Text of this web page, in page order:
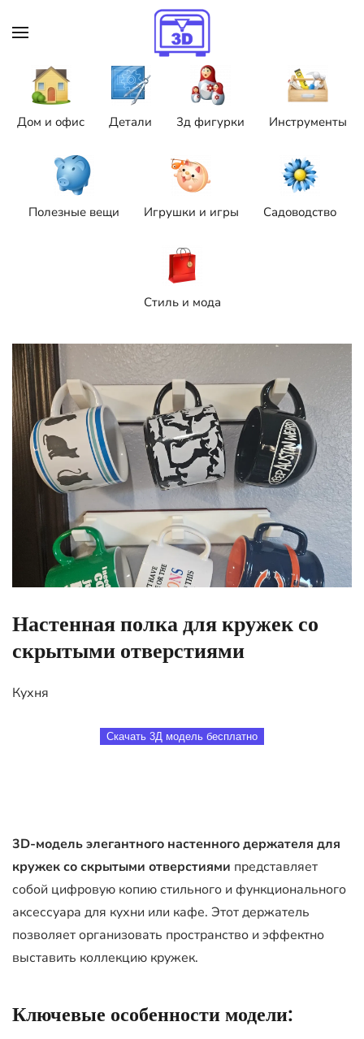
Skip to main content
Дом и офис Детали 3д фигурки Инструменты
Полезные вещи Игрушки и игры Садоводство
Стиль и мода
Настенная полка для кружек со
скрытыми отверстиями
Кухня
Скачать 3Д модель бесплатно
3D-модель элегантного настенного держателя для
кружек со скрытыми отверстиями представляет
собой цифровую копию стильного и функционального
аксессуара для кухни или кафе. Этот держатель
позволяет организовать пространство и эффектно
выставить коллекцию кружек.
Ключевые особенности модели: